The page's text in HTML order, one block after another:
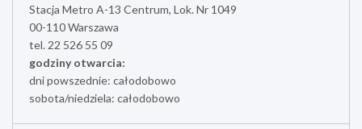
Stacja Metro A-13 Centrum, Lok. Nr 1049
00-110 Warszawa
tel. 22 526 55 09
godziny otwarcia:
dni powszednie: całodobowo
sobota/niedziela: całodobowo